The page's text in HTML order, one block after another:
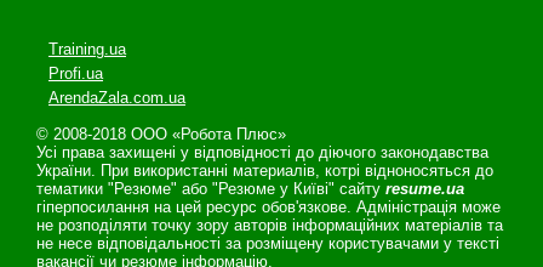
Training.ua
Profi.ua
ArendaZala.com.ua
© 2008-2018 ООО «Робота Плюс»
Усі права захищені у відповідності до діючого законодавства
України. При використанні материалів, котрі відноносяться до
тематики "Резюме" або "Резюме у Київі" сайту resume.ua
гіперпосилання на цей ресурс обов'язкове. Адміністрація може
не розподіляти точку зору авторів інформаційних матеріалів та
не несе відповідальності за розміщену користувачами у тексті
вакансії чи резюме інформацію.